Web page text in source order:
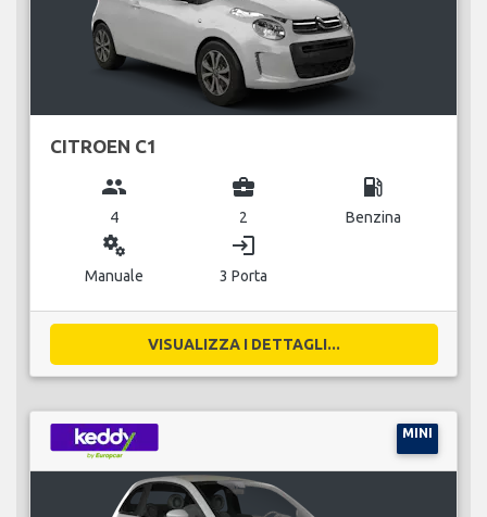
CITROEN C1
group
4
business_center
2
local_gas_station
Benzina
miscellaneous_services
Manuale
login
3 Porta
VISUALIZZA I DETTAGLI...
MINI